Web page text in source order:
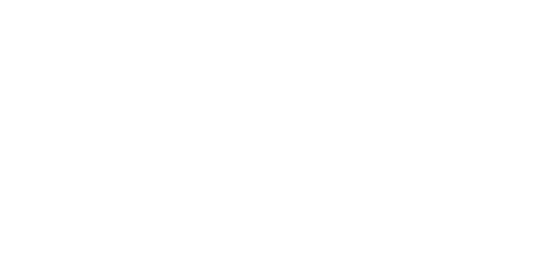
ultra-efficace ! Profitez de soirées dans votre jardin, sur